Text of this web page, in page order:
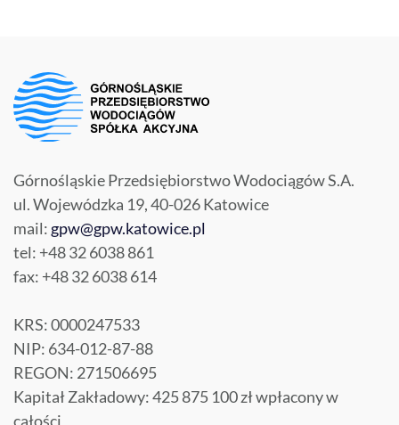
Górnośląskie Przedsiębiorstwo Wodociągów S.A.
ul. Wojewódzka 19, 40-026 Katowice
mail: gpw@gpw.katowice.pl
tel: +48 32 6038 861
fax: +48 32 6038 614
KRS: 0000247533
NIP: 634-012-87-88
REGON: 271506695
Kapitał Zakładowy: 425 875 100 zł wpłacony w
całości